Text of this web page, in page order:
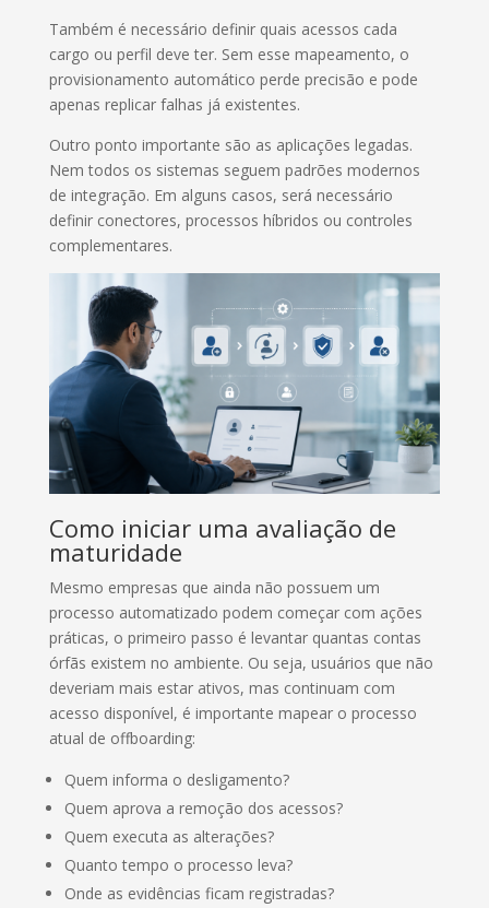
Também é necessário definir quais acessos cada
cargo ou perfil deve ter. Sem esse mapeamento, o
provisionamento automático perde precisão e pode
apenas replicar falhas já existentes.
Outro ponto importante são as aplicações legadas.
Nem todos os sistemas seguem padrões modernos
de integração. Em alguns casos, será necessário
definir conectores, processos híbridos ou controles
complementares.
Como iniciar uma avaliação de
maturidade
Mesmo empresas que ainda não possuem um
processo automatizado podem começar com ações
práticas, o primeiro passo é levantar quantas contas
órfãs existem no ambiente. Ou seja, usuários que não
deveriam mais estar ativos, mas continuam com
acesso disponível, é importante mapear o processo
atual de offboarding:
Quem informa o desligamento?
Quem aprova a remoção dos acessos?
Quem executa as alterações?
Quanto tempo o processo leva?
Onde as evidências ficam registradas?